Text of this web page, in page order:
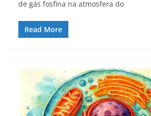
de gás fosfina na atmosfera do
Read More